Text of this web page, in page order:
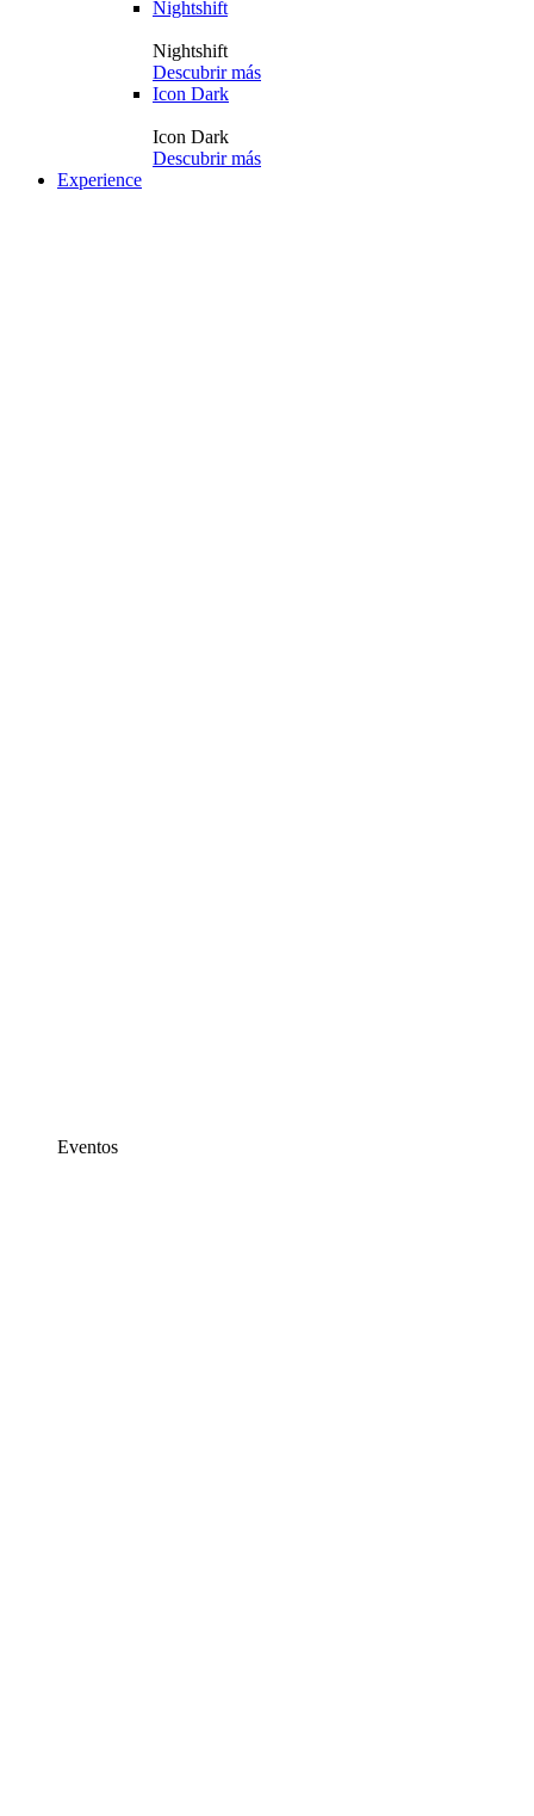
Nightshift
Nightshift
Descubrir más
Icon Dark
Icon Dark
Descubrir más
Experience
Eventos